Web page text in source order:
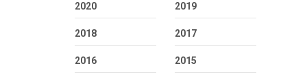
2020 2019
2018 2017
2016 2015